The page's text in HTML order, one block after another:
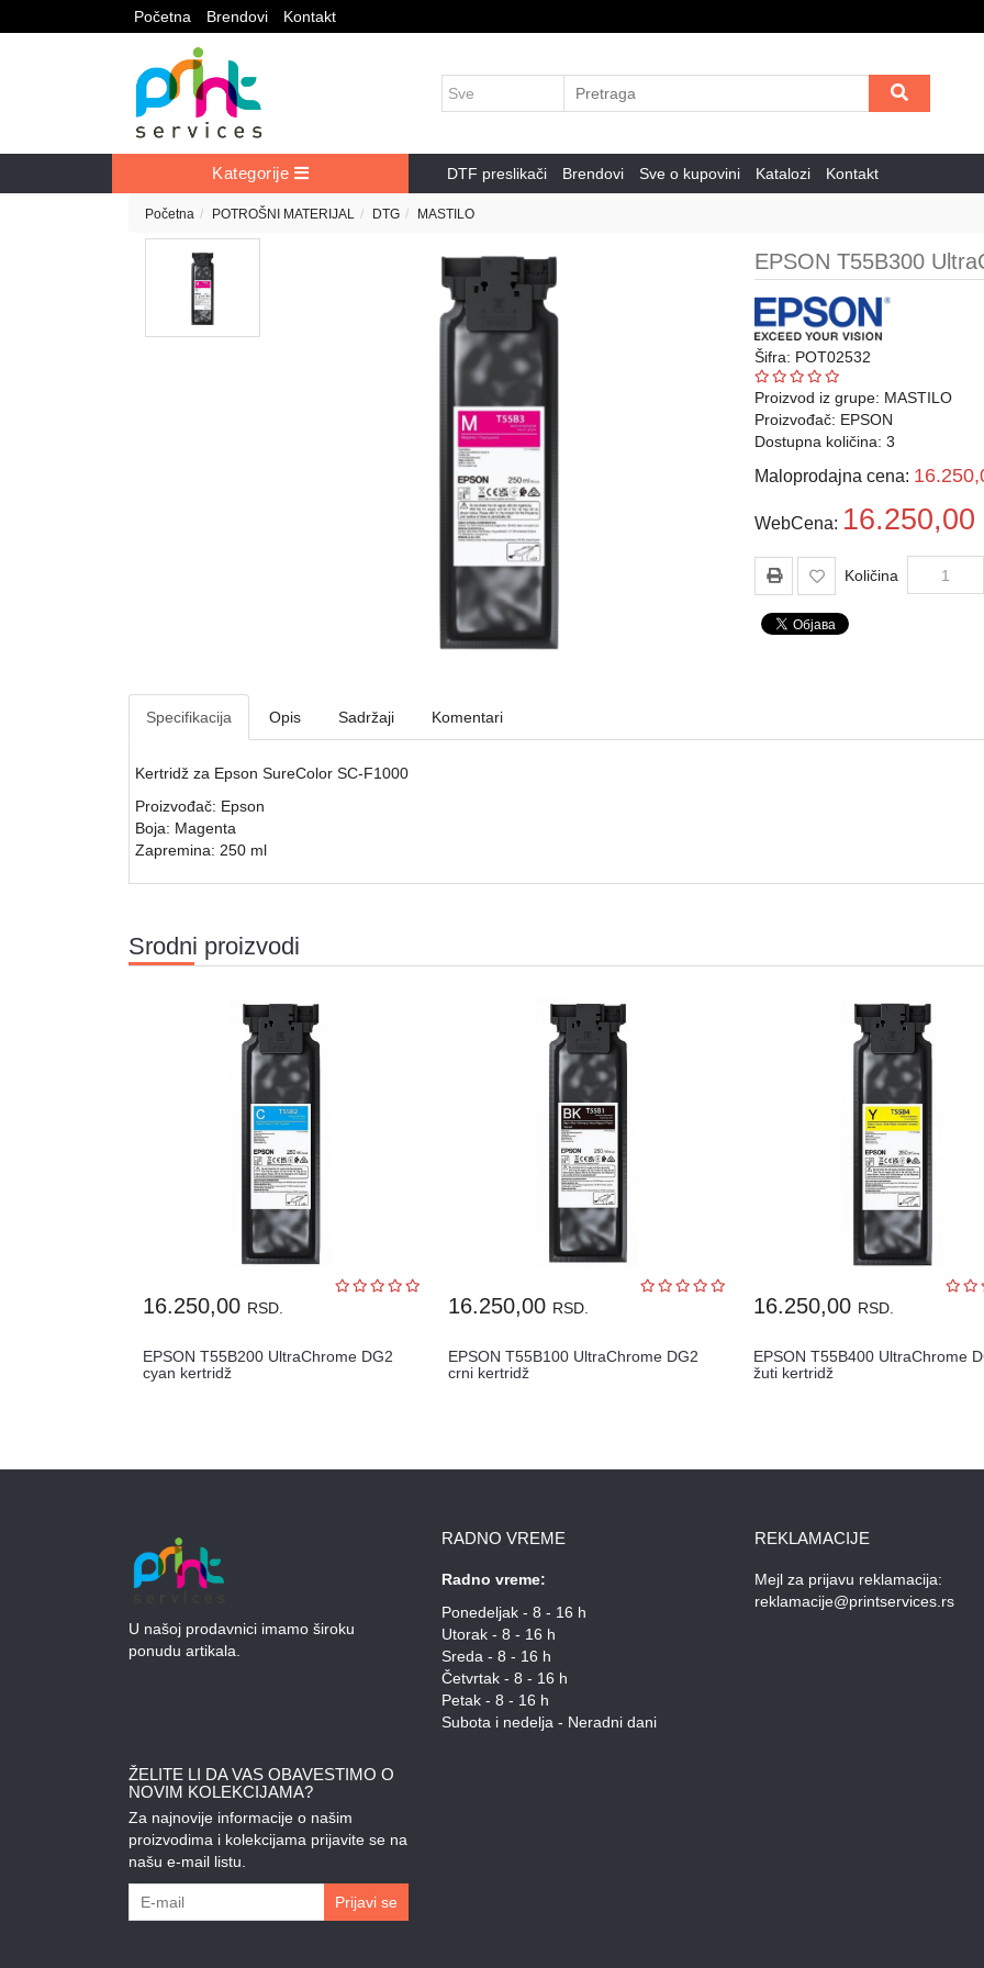
Početna Brendovi Kontakt
Kategorije DTF preslikači Brendovi Sve o kupovini Katalozi Kontakt
Početna POTROŠNI MATERIJAL DTG MASTILO
EPSON T55B300
Šifra: POT02532
Proizvod iz grupe: MASTILO
Proizvođač: EPSON
Dostupna količina: 3
Maloprodajna cena:
WebCena: 16.250,00
Količina
Specifikacija Opis Sadržaji Komentari
Kertridž za Epson SureColor SC-F1000
Proizvođač: Epson
Boja: Magenta
Zapremina: 250 ml
Srodni proizvodi
16.250,00 RSD.
EPSON T55B200 UltraChrome DG2
cyan kertridž
16.250,00 RSD.
EPSON T55B100 UltraChrome DG2
crni kertridž
16.250,00 RSD.
EPSON T55B400 UltraChrome
žuti kertridž
U našoj prodavnici imamo široku
ponudu artikala.
RADNO VREME
Radno vreme:
Ponedeljak - 8 - 16 h
Utorak - 8 - 16 h
Sreda - 8 - 16 h
Četvrtak - 8 - 16 h
Petak - 8 - 16 h
Subota i nedelja - Neradni dani
REKLAMACIJE
Mejl za prijavu reklamacija:
reklamacije@printservices.rs
ŽELITE LI DA VAS OBAVESTIMO O
NOVIM KOLEKCIJAMA?
Za najnovije informacije o našim
proizvodima i kolekcijama prijavite se na
našu e-mail listu.
Prijavi se